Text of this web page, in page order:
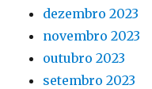
dezembro 2023
novembro 2023
outubro 2023
setembro 2023